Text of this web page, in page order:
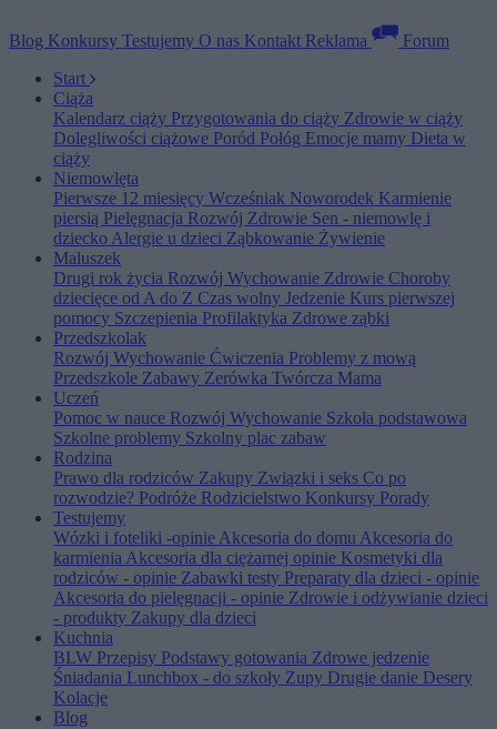
Blog Konkursy Testujemy O nas Kontakt Reklama
Forum
Start
Ciąża
Kalendarz ciąży Przygotowania do ciąży Zdrowie w ciąży
Dolegliwości ciążowe Poród Połóg Emocje mamy Dieta w
ciąży
Niemowlęta
Pierwsze 12 miesięcy Wcześniak Noworodek Karmienie
piersią Pielęgnacja Rozwój Zdrowie Sen - niemowlę i
dziecko Alergie u dzieci Ząbkowanie Żywienie
Maluszek
Drugi rok życia Rozwój Wychowanie Zdrowie Choroby
dziecięce od A do Z Czas wolny Jedzenie Kurs pierwszej
pomocy Szczepienia Profilaktyka Zdrowe ząbki
Przedszkolak
Rozwój Wychowanie Ćwiczenia Problemy z mową
Przedszkole Zabawy Zerówka Twórcza Mama
Uczeń
Pomoc w nauce Rozwój Wychowanie Szkoła podstawowa
Szkolne problemy Szkolny plac zabaw
Rodzina
Prawo dla rodziców Zakupy Związki i seks Co po
rozwodzie? Podróże Rodzicielstwo Konkursy Porady
Testujemy
Wózki i foteliki -opinieAkcesoria do domu Akcesoria do
karmieniaAkcesoria dla ciężarnej opinie Kosmetyki dla
rodziców - opinie Zabawki testy Preparaty dla dzieci - opinie
Akcesoria do pielęgnacji - opinie Zdrowie i odżywianie dzieci
- produkty Zakupy dla dzieci
Kuchnia
BLW Przepisy Podstawy gotowania Zdrowe jedzenie
Śniadania Lunchbox - do szkoły Zupy Drugie danie Desery
Kolacje
Blog